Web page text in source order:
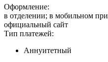
Оформление:
в отделении; в мобильном
официальный сайт
Тип платежей:
Аннуитетный